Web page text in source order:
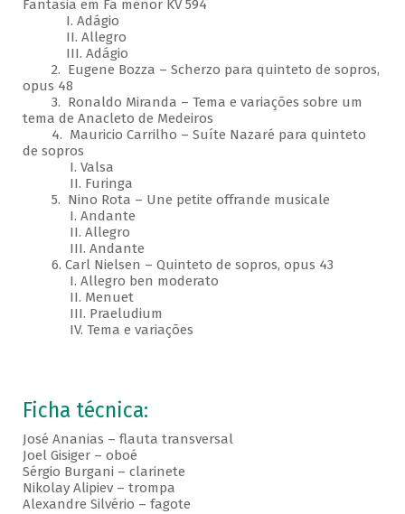
Fantasia em Fá menor KV 594
I. Adágio
II. Allegro
III. Adágio
2. Eugene Bozza – Scherzo para quinteto de sopros,
opus 48
3. Ronaldo Miranda – Tema e variações sobre um
tema de Anacleto de Medeiros
4. Mauricio Carrilho – Suíte Nazaré para quinteto
de sopros
I. Valsa
II. Furinga
5. Nino Rota – Une petite offrande musicale
I. Andante
II. Allegro
III. Andante
6. Carl Nielsen – Quinteto de sopros, opus 43
I. Allegro ben moderato
II. Menuet
III. Praeludium
IV. Tema e variações
Ficha técnica:
José Ananias – flauta transversal
Joel Gisiger – oboé
Sérgio Burgani – clarinete
Nikolay Alipiev – trompa
Alexandre Silvério – fagote